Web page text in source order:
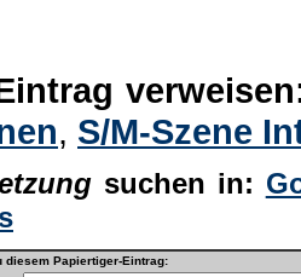
, S/M-Szene
suchen in:
diesem Papiertiger-Eintrag: